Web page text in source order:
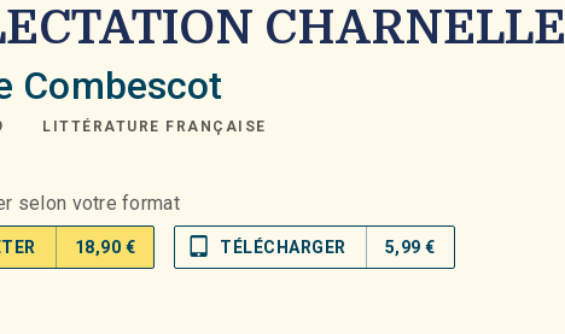
CHARNELLE
Combescot
LITTÉRATURE FRANÇAISE
selon votre format
18,90 € tablet_mac TÉLÉCHARGER 5,99 €